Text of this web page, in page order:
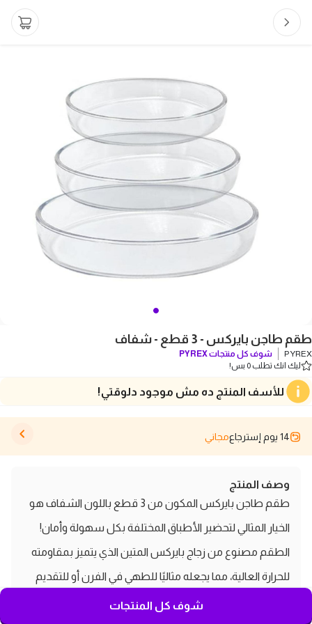
طقم طاجن بايركس - 3 قطع - شفاف
PYREX شوف كل منتجاتPYREX
ليك انك تطلب 0 بس!
للأسف المنتج ده مش موجود دلوقتي!
14 يوم إسترجاع مجاني
وصف المنتج
طقم طاجن بايركس المكون من 3 قطع باللون الشفاف هو
الخيار المثالي لتحضير الأطباق المختلفة بكل سهولة وأمان!
الطقم مصنوع من زجاج بايركس المتين الذي يتميز بمقاومته
للحرارة العالية، مما يجعله مثاليًا للطهي في الفرن أو للتقديم
شوف كل المنتجات